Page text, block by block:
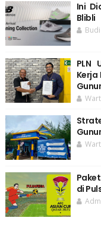
Ini
Blibli
PLN
Kerja
di